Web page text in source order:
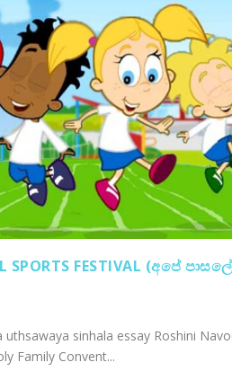
SPORTS FESTIVAL (අපේ පාසලේ
uthsawaya sinhala essay Roshini
Family Convent...